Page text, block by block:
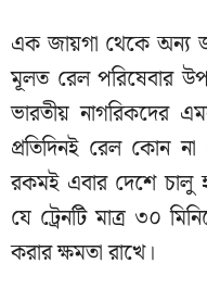
এক জায়গা থেকে অন্য
মূলত রেল পরিষেবার
ভারতীয় নাগরিকদের
প্রতিদিনই রেল কোন
রকমই এবার দেশে চালু
যে ট্রেনটি মাত্র ৩০
করার ক্ষমতা রাখে।